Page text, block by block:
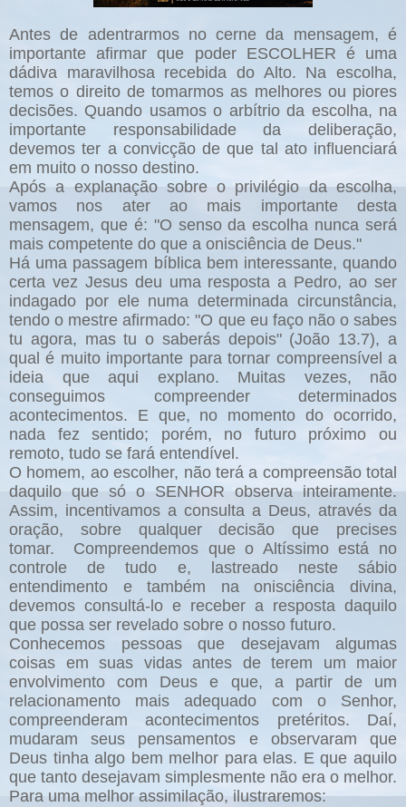
Antes de adentrarmos no cerne da mensagem, é
importante afirmar que poder ESCOLHER é uma
dádiva maravilhosa recebida do Alto. Na escolha,
temos o direito de tomarmos as melhores ou piores
decisões. Quando usamos o arbítrio da escolha, na
importante responsabilidade da deliberação,
devemos ter a convicção de que tal ato influenciará
em muito o nosso destino.
Após a explanação sobre o privilégio da escolha,
vamos nos ater ao mais importante desta
mensagem, que é: "O senso da escolha nunca será
mais competente do que a onisciência de Deus."
Há uma passagem bíblica bem interessante, quando
certa vez Jesus deu uma resposta a Pedro, ao ser
indagado por ele numa determinada circunstância,
tendo o mestre afirmado: "O que eu faço não o sabes
tu agora, mas tu o saberás depois" (João 13.7), a
qual é muito importante para tornar compreensível a
ideia que aqui explano. Muitas vezes, não
conseguimos compreender determinados
acontecimentos. E que, no momento do ocorrido,
nada fez sentido; porém, no futuro próximo ou
remoto, tudo se fará entendível.
O homem, ao escolher, não terá a compreensão total
daquilo que só o SENHOR observa inteiramente.
Assim, incentivamos a consulta a Deus, através da
oração, sobre qualquer decisão que precises
tomar. Compreendemos que o Altíssimo está no
controle de tudo e, lastreado neste sábio
entendimento e também na onisciência divina,
devemos consultá-lo e receber a resposta daquilo
que possa ser revelado sobre o nosso futuro.
Conhecemos pessoas que desejavam algumas
coisas em suas vidas antes de terem um maior
envolvimento com Deus e que, a partir de um
relacionamento mais adequado com o Senhor,
compreenderam acontecimentos pretéritos. Daí,
mudaram seus pensamentos e observaram que
Deus tinha algo bem melhor para elas. E que aquilo
que tanto desejavam simplesmente não era o melhor.
Para uma melhor assimilação, ilustraremos: